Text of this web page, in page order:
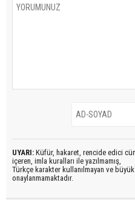
UYARI: Küfür, hakaret, rencide edici
içeren, imla kuralları ile yazılmamış,
Türkçe karakter kullanılmayan ve
onaylanmamaktadır.